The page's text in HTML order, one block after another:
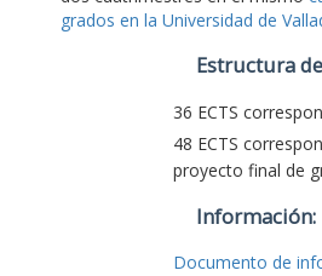
grados en la Universidad de
Estructura
36 ECTS
48 ECTS
proyecto final de
Información:
Documento de